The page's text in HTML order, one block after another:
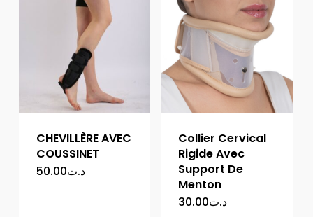
CHEVILLÈRE AVEC
COUSSINET
د.ت50.00
Collier Cervical
Rigide Avec
Support De
Menton
د.ت30.00